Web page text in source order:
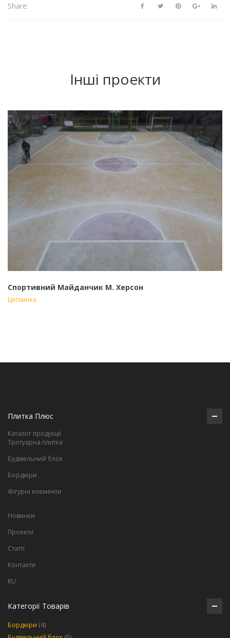
Share:
Інші проекти
Спортивний Майданчик М. Херсон
Цеглинка
Плитка Плюс
Каталог продукції
Тротуарна плитка
Будівельний блок
Бордюри
Фігурні елементи
Новинки
Проекти
Статті
Контакти
RU
Категорії Товарів
Бордюри (4)